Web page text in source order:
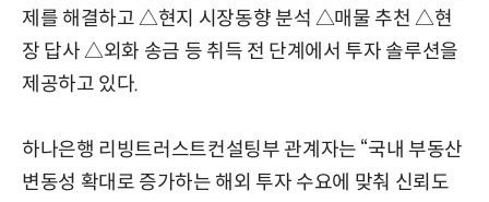
제를 해결하고 △현지 시장동향 분석 △매물 추천 △현
장 답사 △외화 송금 등 취득 전 단계에서 투자 솔루션을
제공하고 있다.
하나은행 리빙트러스트컨설팅부 관계자는 “국내 부동산
변동성 확대로 증가하는 해외 투자 수요에 맞춰 신뢰도